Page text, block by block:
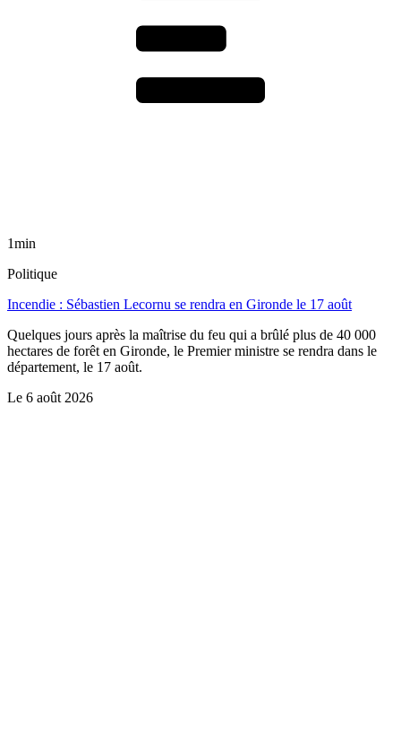
1min
Politique
Incendie : Sébastien Lecornu se rendra en Gironde le 17 août
Quelques jours après la maîtrise du feu qui a brûlé plus de 40 000
hectares de forêt en Gironde, le Premier ministre se rendra dans le
département, le 17 août.
Le 6 août 2026